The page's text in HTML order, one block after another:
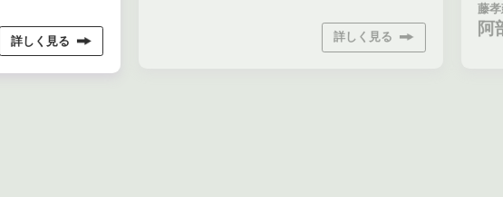
詳しく見る 詳しく見る
藤
阿